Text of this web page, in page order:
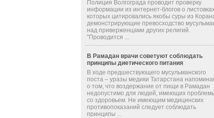
Полиция Волгограда проводит проверку
информации из интернет-блогов о
которых цитировались якобы суры из
демонстрирующие превосходство
над приверженцами других религий.
"Проводится ...
В Рамадан врачи советуют соблюдать
принципы диетического питания
В ходе предшествующего мусульманского
поста – уразы медики Татарстана
о том, что воздержание от пищи в Рамадан
недопустимо для людей, имеющих
со здоровьем. Не имеющим медицинских
противопоказаний следует соблюдать
принципы ...